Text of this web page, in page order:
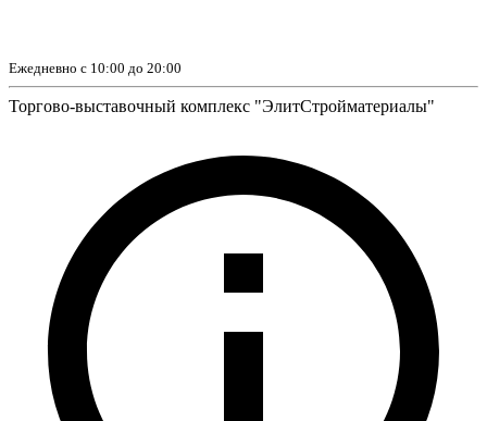
Ежедневно с 10:00 до 20:00
Торгово-выставочный комплекс "ЭлитСтройматериалы"